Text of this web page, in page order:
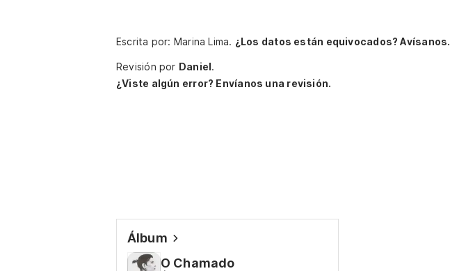
Escrita por: Marina Lima. ¿Los datos están equivocados? Avísanos.
Revisión por Daniel.
¿Viste algún error? Envíanos una revisión.
Álbum
O Chamado